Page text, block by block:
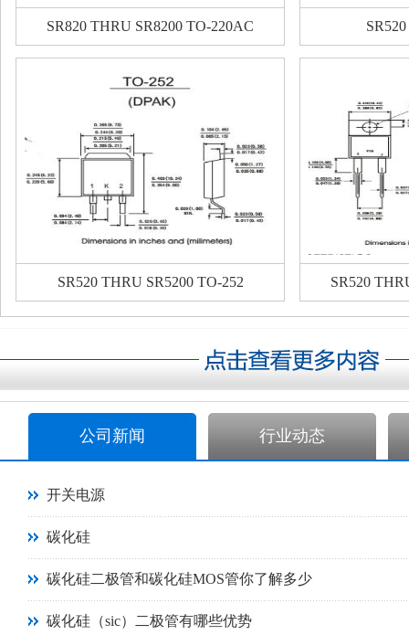
SR820 THRU SR8200 TO-220AC
SR520 THRU SR5200 TO-252 SR520
公司新闻 行业动态
开关电源
碳化硅
碳化硅二极管和碳化硅MOS管你了解多少
碳化硅（sic）二极管有哪些优势